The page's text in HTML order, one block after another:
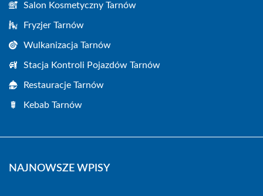
Salon Kosmetyczny Tarnów
Fryzjer Tarnów
Wulkanizacja Tarnów
Stacja Kontroli Pojazdów Tarnów
Restauracje Tarnów
Kebab Tarnów
NAJNOWSZE WPISY